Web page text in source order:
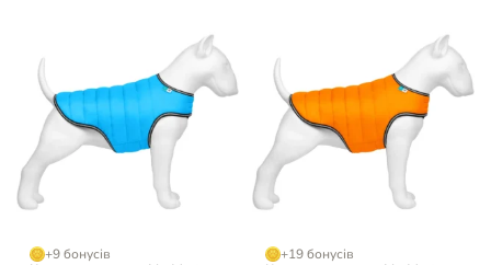
+9 бонусів +19 бонусів